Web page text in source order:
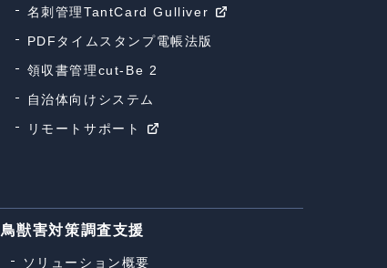
名刺管理TantCard Gulliver
PDFタイムスタンプ電帳法版
領収書管理cut-Be 2
自治体向けシステム
リモートサポート
鳥獣害対策調査支援
ソリューション概要